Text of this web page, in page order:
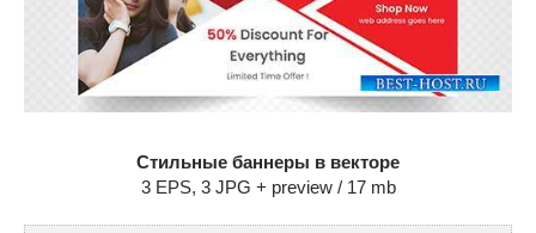
Стильные баннеры в векторе
3 EPS, 3 JPG + preview / 17 mb